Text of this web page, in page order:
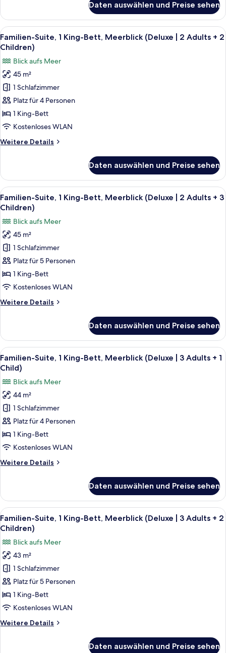
Child)
anzeigen
Suite,
1 King-
Bett,
Meerblick
2
Adults
+
Daten auswählen und Preise sehen
Alle
Fotos
Familien-
Suite,
1 King-
Bett,
Meerblick
(Deluxe
2
2
Children)
anzeigen
Ein modernes Hotelzimmer mit Bett,
7
Familien-Suite, 1 King-Bett, Meerblick (Deluxe | 2 Adults + 2
Children)
Blick aufs Meer
45 m²
1 Schlafzimmer
Platz für 4 Personen
1 King-Bett
Kostenloses WLAN
Weitere Details
Weitere
Suite,
1 King-
Bett,
Meerblick
2
Adults
+
2
Daten auswählen und Preise sehen
Alle
Fotos
Familien-
Suite,
1 King-
Bett,
Meerblick
(Deluxe
2
3
Children)
anzeigen
Ein modernes Hotelzimmer mit Bett,
7
Familien-Suite, 1 King-Bett, Meerblick (Deluxe | 2 Adults + 3
Children)
Blick aufs Meer
45 m²
1 Schlafzimmer
Platz für 5 Personen
1 King-Bett
Kostenloses WLAN
Weitere Details
Weitere
Suite,
1 King-
Bett,
Meerblick
(Deluxe
2
Adults
+
3
Daten auswählen und Preise sehen
Alle
Fotos
Familien-
Suite,
1 King-
Bett,
Meerblick
(Deluxe
3
Child)
anzeigen
Ein modernes Hotelzimmer mit Bett,
7
Familien-Suite, 1 King-Bett, Meerblick (Deluxe | 3 Adults + 1
Child)
Blick aufs Meer
44 m²
1 Schlafzimmer
Platz für 4 Personen
1 King-Bett
Kostenloses WLAN
Weitere Details
Weitere
Suite,
1 King-
Bett,
Meerblick
3
Adults
+
Daten auswählen und Preise sehen
Alle
Fotos
Familien-
Suite,
1 King-
Bett,
Meerblick
(Deluxe
3
Ein modernes Hotelzimmer mit Bett,
7
Familien-Suite, 1 King-Bett, Meerblick (Deluxe | 3 Adults + 2
Children)
Blick aufs Meer
43 m²
1 Schlafzimmer
Platz für 5 Personen
1 King-Bett
Kostenloses WLAN
Weitere Details
Weitere
Daten auswählen und Preise sehen